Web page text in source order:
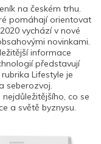
na českém trhu.
pomáhají orientovat
vychází v nové
novinkami.
informace
představují
Lifestyle je
seberozvoj.
co se
a světě byznysu.